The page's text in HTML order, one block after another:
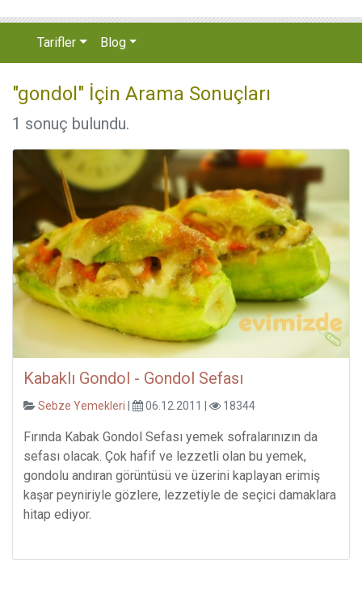
Tarifler Blog
"gondol" İçin Arama Sonuçları
1 sonuç bulundu.
Kabaklı Gondol - Gondol Sefası
Sebze Yemekleri 06.12.2011 | 18344
Fırında Kabak Gondol Sefası yemek sofralarınızın da
sefası olacak. Çok hafif ve lezzetli olan bu yemek,
gondolu andıran görüntüsü ve üzerini kaplayan erimiş
kaşar peyniriyle gözlere, lezzetiyle de seçici damaklara
hitap ediyor.